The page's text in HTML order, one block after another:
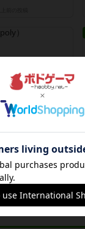
ポリー
ベス・マギーが自
...
前 の投稿